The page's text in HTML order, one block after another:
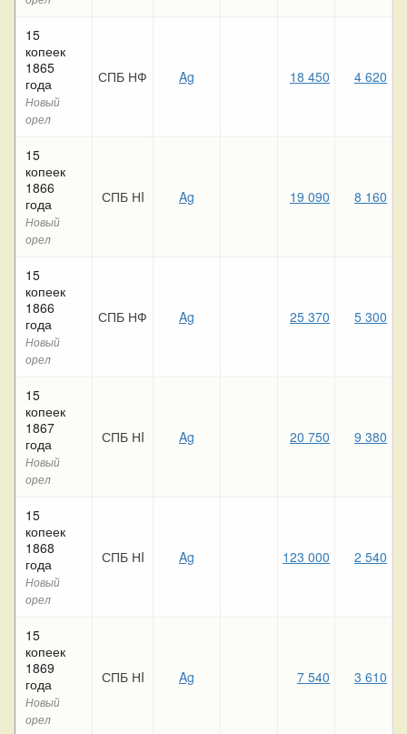
15
копеек
1865
года
Новый
орел
СПБ НФ Ag 18 450 4 620
15
копеек
1866
года
Новый
орел
СПБ НI Ag 19 090 8 160
15
копеек
1866
года
Новый
орел
СПБ НФ Ag 25 370 5 300
15
копеек
1867
года
Новый
орел
СПБ НI Ag 20 750 9 380
15
копеек
1868
года
Новый
орел
СПБ НI Ag 123 000 2 540
15
копеек
1869
года
Новый
орел
СПБ НI Ag 7 540 3 610